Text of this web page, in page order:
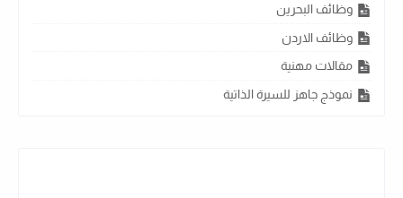
وظائف البحرين
وظائف الاردن
مقالات مهنية
نموذج جاهز للسيرة الذاتية